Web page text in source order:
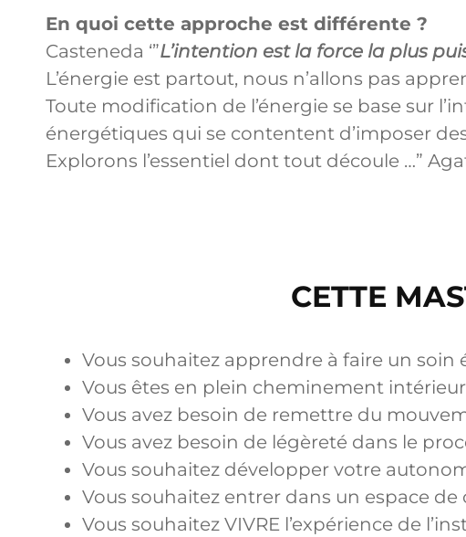
En quoi cette approche est différente ?
Casteneda ‘”L’intention est la force la plus
L’énergie est partout, nous n’allons pas
Toute modification de l’énergie se base sur
énergétiques qui se contentent d’imposer
Explorons l’essentiel dont tout découle …”
CETTE
Vous souhaitez apprendre à faire un
Vous êtes en plein cheminement intérieur
Vous avez besoin de remettre du
Vous avez besoin de légèreté dans le
Vous souhaitez développer votre
Vous souhaitez entrer dans un espace de
Vous souhaitez VIVRE l’expérience de